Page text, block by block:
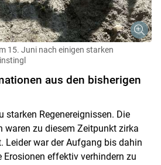
15. Juni nach einigen starken
aus den bisherigen
starken Regenereignissen. Die
waren zu diesem Zeitpunkt zirka
Leider war der Aufgang bis dahin
Erosionen effektiv verhindern zu